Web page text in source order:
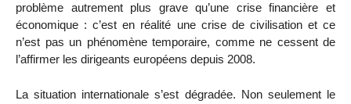
problème autrement plus grave qu’une crise financière et
économique : c’est en réalité une crise de civilisation et ce
n’est pas un phénomène temporaire, comme ne cessent de
l’affirmer les dirigeants européens depuis 2008.
La situation internationale s’est dégradée. Non seulement le